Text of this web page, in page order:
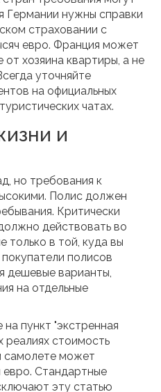
Германии нужны справки
страховании с
евро. Франция может
хозяина квартиры, а не
уточняйте
на официальных
чатах.
и
но требования к
Полис должен
Критически
действовать во
только в той, куда вы
полисов
дешевые варианты,
на отдельные
пункт "экстренная
реалиях стоимость
самолете может
евро. Стандартные
эту статью